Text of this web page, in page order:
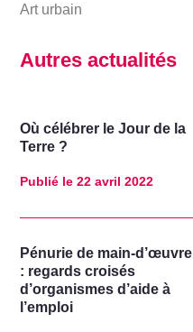
Art urbain
Autres actualités
Où célébrer le Jour de la
Terre ?
Publié le 22 avril 2022
Pénurie de main-d’œuvre
: regards croisés
d’organismes d’aide à
l’emploi